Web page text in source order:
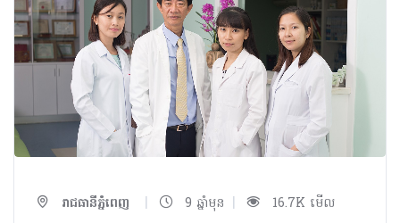
រាជធានីភ្នំពេញ | 9 ឆ្នាំមុន | 16.7K មើល